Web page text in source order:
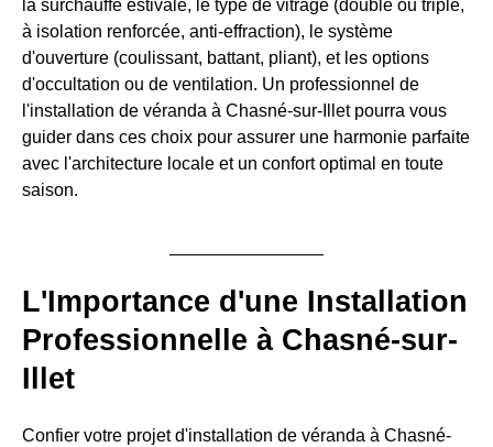
la surchauffe estivale, le type de vitrage (double ou triple,
à isolation renforcée, anti-effraction), le système
d'ouverture (coulissant, battant, pliant), et les options
d'occultation ou de ventilation. Un professionnel de
l'installation de véranda à Chasné-sur-Illet pourra vous
guider dans ces choix pour assurer une harmonie parfaite
avec l'architecture locale et un confort optimal en toute
saison.
L'Importance d'une Installation
Professionnelle à Chasné-sur-
Illet
Confier votre projet d'installation de véranda à Chasné-